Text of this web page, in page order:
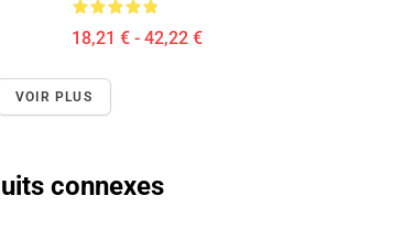
18,21 € - 42,22 €
VOIR PLUS
connexes